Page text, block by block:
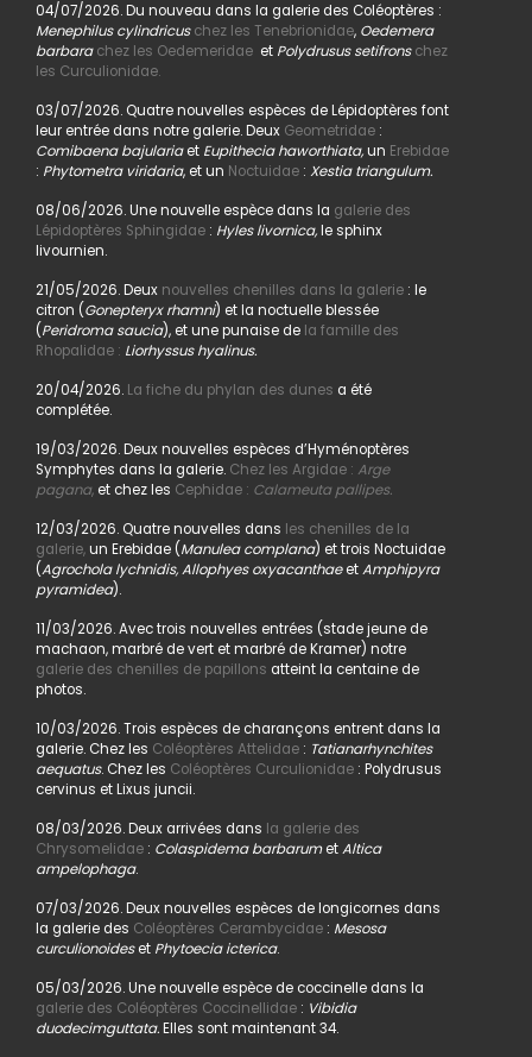
04/07/2026. Du nouveau dans la galerie des Coléoptères :
Menephilus cylindricus chez les Tenebrionidae,Oedemera
barbara chez les Oedemeridaeet Polydrusus setifrons chez
les Curculionidae.
03/07/2026. Quatre nouvelles espèces de Lépidoptères font
leur entrée dans notre galerie. Deux Geometridae:
Comibaena bajulariaet Eupithecia haworthiata,un Erebidae
: Phytometra viridaria, et un Noctuidae: Xestia triangulum.
08/06/2026. Une nouvelle espèce dans la galerie des
Lépidoptères Sphingidae: Hyles livornica,le sphinx
livournien.
21/05/2026. Deux nouvelles chenilles dans la galerie : le
citron (Gonepteryx rhamni) et la noctuelle blessée
(Peridroma saucia), et une punaise dela famille des
Rhopalidae : Liorhyssus hyalinus.
20/04/2026. La fiche du phylan des dunes a été
complétée.
19/03/2026. Deux nouvelles espèces d’Hyménoptères
Symphytes dans la galerie. Chez les Argidae : Arge
pagana,et chez les Cephidae : Calameuta pallipes.
12/03/2026. Quatre nouvelles dans les chenilles de la
galerie,un Erebidae (Manulea complana) et trois Noctuidae
(Agrochola lychnidis, Allophyes oxyacanthaeetAmphipyra
pyramidea).
11/03/2026. Avec trois nouvelles entrées (stade jeune de
machaon, marbré de vert et marbré de Kramer) notre
galerie des chenilles de papillons atteint la centaine de
photos.
10/03/2026. Trois espèces de charançons entrent dans la
galerie. Chez les Coléoptères Attelidae: Tatianarhynchites
aequatus. Chez les Coléoptères Curculionidae: Polydrusus
cervinus et Lixus juncii.
08/03/2026. Deux arrivées dans la galerie des
Chrysomelidae: Colaspidema barbarumetAltica
ampelophaga.
07/03/2026. Deux nouvelles espèces de longicornes dans
la galerie des Coléoptères Cerambycidae: Mesosa
curculionoideset Phytoecia icterica.
05/03/2026. Une nouvelle espèce de coccinelle dans la
galerie des Coléoptères Coccinellidae: Vibidia
duodecimguttata.Elles sont maintenant 34.